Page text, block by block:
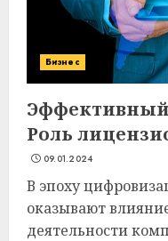
Бизнес
Эффективный
Роль
09.01.2024
В эпоху
оказывают
деятельности